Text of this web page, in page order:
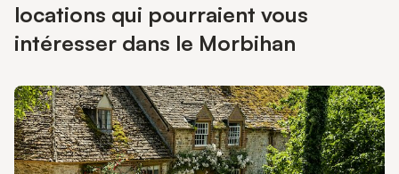
locations qui pourraient vous
intéresser dans le Morbihan